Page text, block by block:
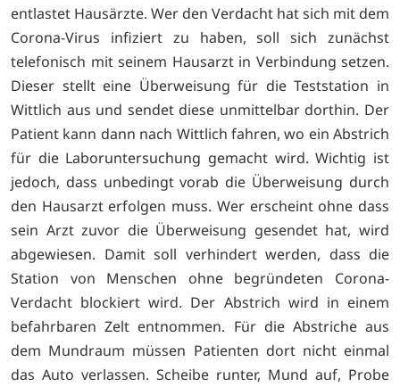
entlastet Hausärzte. Wer den Verdacht hat sich mit dem
Corona-Virus infiziert zu haben, soll sich zunächst
telefonisch mit seinem Hausarzt in Verbindung setzen.
Dieser stellt eine Überweisung für die Teststation in
Wittlich aus und sendet diese unmittelbar dorthin. Der
Patient kann dann nach Wittlich fahren, wo ein Abstrich
für die Laboruntersuchung gemacht wird. Wichtig ist
jedoch, dass unbedingt vorab die Überweisung durch
den Hausarzt erfolgen muss. Wer erscheint ohne dass
sein Arzt zuvor die Überweisung gesendet hat, wird
abgewiesen. Damit soll verhindert werden, dass die
Station von Menschen ohne begründeten Corona-
Verdacht blockiert wird. Der Abstrich wird in einem
befahrbaren Zelt entnommen. Für die Abstriche aus
dem Mundraum müssen Patienten dort nicht einmal
das Auto verlassen. Scheibe runter, Mund auf, Probe